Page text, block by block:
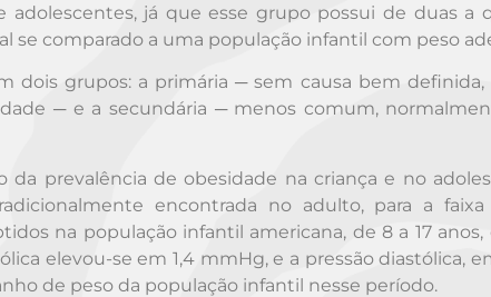
adolescentes, já que esse grupo possui de duas a
se comparado a uma população infantil com peso
dois grupos: a primária ─ sem causa bem definida,
─ e a secundária ─ menos comum,
da prevalência de obesidade na criança e no
encontrada no adulto, para a faixa
na população infantil americana, de 8 a 17
elevou-se em 1,4 mmHg, e a pressão diastólica,
de peso da população infantil nesse período.